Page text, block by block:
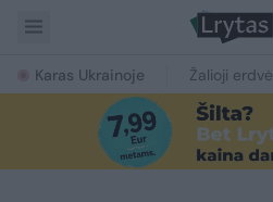
Karas Ukrainoje Žalioji erdvė